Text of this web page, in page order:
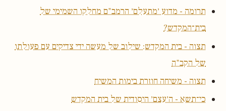
תרומה - מדוע ׳מתעלם׳ הרמב"ם מחלקו השמימי של
בית־המקדש?
תצוה - בית המקדש: שילוב של מעשה ידי צדיקים עם פעולתו
של הקב"ה
תצוה - משיחה חוזרת בימות המשיח
כי־תשא - ה׳עצם׳ היסודית של בית המקדש